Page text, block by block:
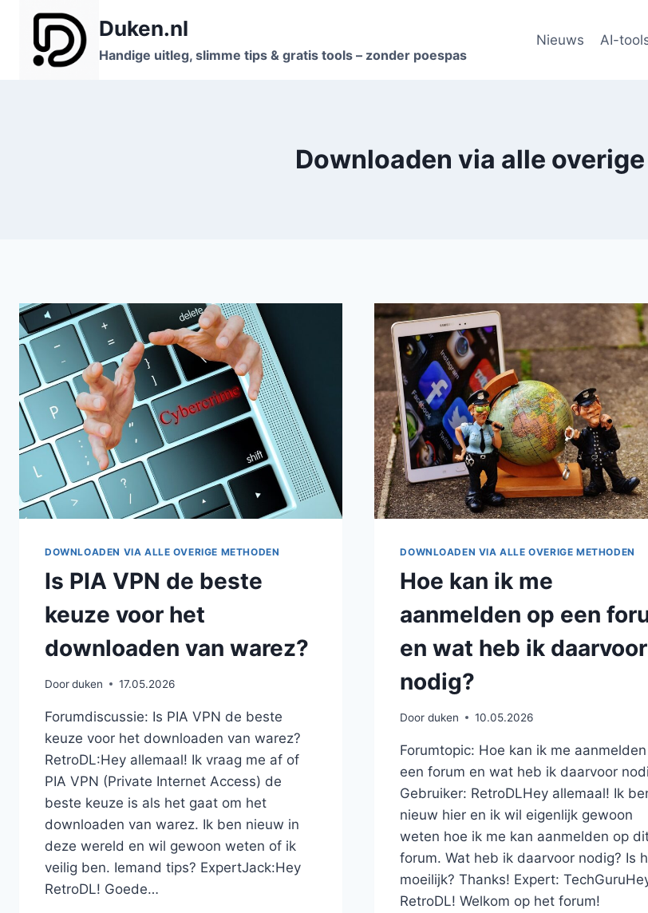
Doorgaan
inhoud
Duken.nl
Handige uitleg, slimme tips & gratis tools – zonder poespas
Nieuws AI-
Downloaden via alle
DOWNLOADEN VIA ALLE OVERIGE METHODEN
Is PIA VPN de beste
keuze voor het
downloaden van warez?
Doorduken 17.05.2026
Forumdiscussie: Is PIA VPN de beste
keuze voor het downloaden van warez?
RetroDL:Hey allemaal! Ik vraag me af of
PIA VPN (Private Internet Access) de
beste keuze is als het gaat om het
downloaden van warez. Ik ben nieuw in
deze wereld en wil gewoon weten of ik
veilig ben. Iemand tips? ExpertJack:Hey
RetroDL! Goede…
DOWNLOADEN VIA ALLE OVERIGE METHODEN
Hoe kan ik me
aanmelden op een
en wat heb ik daarvoor
nodig?
Door duken 10.05.2026
Forumtopic: Hoe kan ik me
een forum en wat heb ik daarvoor
Gebruiker: RetroDLHey allemaal! Ik
nieuw hier en ik wil eigenlijk gewoon
weten hoe ik me kan aanmelden op
forum. Wat heb ik daarvoor nodig? Is
moeilijk? Thanks! Expert:
RetroDL! Welkom op het forum!